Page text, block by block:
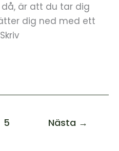
är att du tar dig
dig ned med ett
5 Nästa →